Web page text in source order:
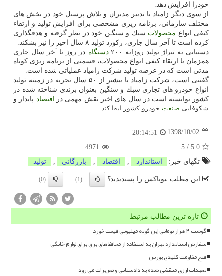
خودرا افزایش دهد.
از سوی دیگر زامیاد با تدبیر مدیران و تلاش پرسنل خود در بخش های
مختلف سازمانی، برنامه ریزی مشخصی برای افزایش تولید و ارتقاء
كیفی انواع محصولات سبك و سنگین خود در نظر گرفته و هدفگذاری
كرده است تا آخر سال جاری، ركورد تولید ۸ سال اخیر را نیز بشكند.
دستیابی به تیراژ تولید روزانه ۲۰۰
دستگاه در روز تا آخر سال جاری
همزمان با ارتقاء كیفی انواع محصولات، قسمتی از برنامه ریزی كوتاه
مدتی است كه در عرصه تولید شركت زامیاد عملیاتی شده است.
گفتنی است، شركت زامیاد با بیشتر از ۵۰ سال تجربه در زمینه تولید
انواع خودرو های تجاری سبك و سنگین بعنوان برندی شناخته شده در
كشور توانسته است در سال های اخیر نقش مهمی در اقتصاد پایدار و
شكوفایی صنعت خودرو كشور ایفا كند.
1398/10/02
20:14:51
5.0
/
5
4971
تگهای خبر:
استاندارد اقتصاد بازرگانی تولید
این مطلب نیوباکس را پسندیدید؟ (1)
(0)
تازه ترین مطالب مرتبط
گوشت ۴ هزار تومانی این گونه میلیونی قیمت خورد
سفارش استاندارد تهران به استفاده از محافظ های برق برای لوازم خانگی
فتح مقاومت کلیدی بورس
تعهدات ارزی منقضی شده به دادستانی و تعزیرات می رود